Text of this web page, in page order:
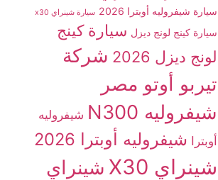
سيارة شيفروليه أوبترا 2026 سيارة شينراي x30
سيارة كينج لونج ديزل سيارة كينج
لونج ديزل 2026
شركة
تيربو أوتو مصر
شيفروليه N300
شيفروليه
أوبترا شيفروليه أوبترا 2026
شينراي X30
شينراي